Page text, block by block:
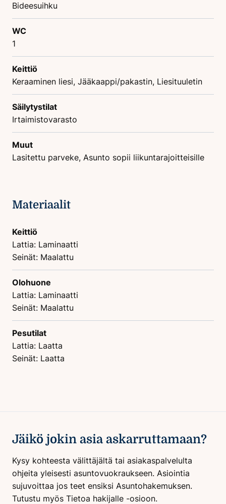
Bideesuihku
WC
1
Keittiö
Keraaminen liesi, Jääkaappi/pakastin, Liesituuletin
Säilytystilat
Irtaimistovarasto
Muut
Lasitettu parveke, Asunto sopii liikuntarajoitteisille
Materiaalit
Keittiö
Lattia: Laminaatti
Seinät: Maalattu
Olohuone
Lattia: Laminaatti
Seinät: Maalattu
Pesutilat
Lattia: Laatta
Seinät: Laatta
Jäikö jokin asia askarruttamaan?
Kysy kohteesta välittäjältä tai asiakaspalvelulta
ohjeita yleisesti asuntovuokraukseen. Asiointia
sujuvoittaa jos teet ensiksi Asuntohakemuksen.
Tutustu myös Tietoa hakijalle -osioon.